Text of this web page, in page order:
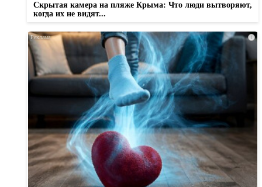
Скрытая камера на пляже Крыма: Что люди вытворяют,
когда их не видят...
i